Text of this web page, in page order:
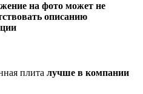
на фото может не
описанию
плита лучше в компании